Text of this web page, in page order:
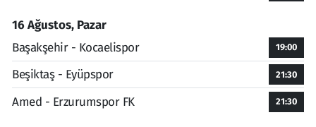
16 Ağustos, Pazar
Başakşehir - Kocaelispor
19:00
Beşiktaş - Eyüpspor 21:30
Amed - Erzurumspor FK 21:30